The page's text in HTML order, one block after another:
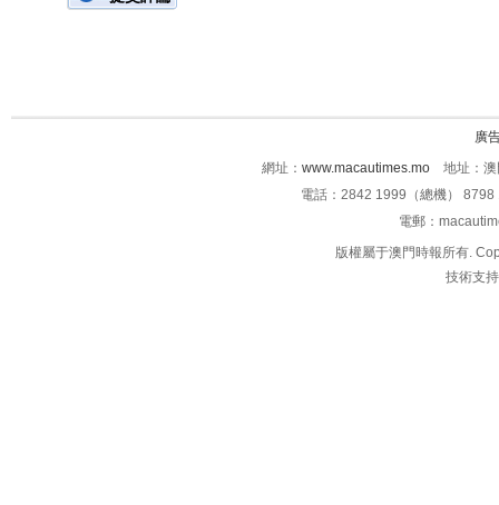
廣
網址： www.macautimes.mo 地址：澳
電話：2842 1999（總機）
電郵：
版權屬于澳門時報所有.
技術支